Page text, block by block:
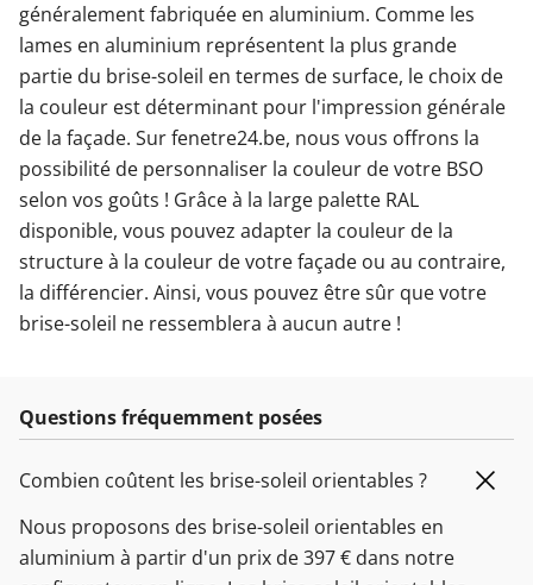
généralement fabriquée en aluminium. Comme les
lames en aluminium représentent la plus grande
partie du brise-soleil en termes de surface, le choix de
la couleur est déterminant pour l'impression générale
de la façade. Sur fenetre24.be, nous vous offrons la
possibilité de personnaliser la couleur de votre BSO
selon vos goûts ! Grâce à la large palette RAL
disponible, vous pouvez adapter la couleur de la
structure à la couleur de votre façade ou au contraire,
la différencier. Ainsi, vous pouvez être sûr que votre
brise-soleil ne ressemblera à aucun autre !
Questions fréquemment posées
Combien coûtent les brise-soleil orientables ?
Nous proposons des brise-soleil orientables en
aluminium à partir d'un prix de 397 € dans notre